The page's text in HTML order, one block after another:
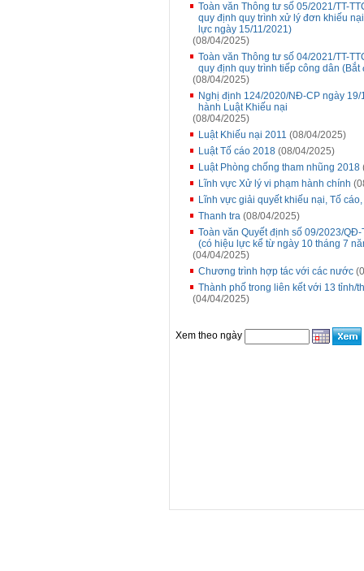
Toàn văn Thông tư số 05/2021/TT-
quy định quy trình xử lý đơn khiếu
lực ngày 15/11/2021)
(08/04/2025)
Toàn văn Thông tư số 04/2021/TT-
quy định quy trình tiếp công dân
(08/04/2025)
Nghị định 124/2020/NĐ-CP ngày
hành Luật Khiếu nại
(08/04/2025)
Luật Khiếu nại 2011 (08/04/2025)
Luật Tố cáo 2018 (08/04/2025)
Luật Phòng chống tham nhũng 2018
Lĩnh vực Xử lý vi phạm hành chính
Lĩnh vực giải quyết khiếu nại, Tố
Thanh tra (08/04/2025)
Toàn văn Quyết định số 09/2023/
(có hiệu lực kể từ ngày 10 tháng 7
(04/04/2025)
Chương trình hợp tác với các nước
Thành phố trong liên kết với 13 tỉnh/
(04/04/2025)
Xem theo ngày